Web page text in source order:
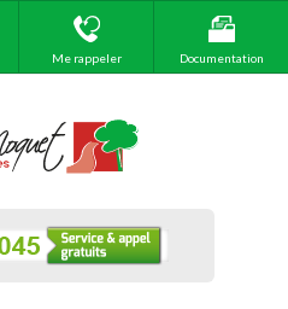
Me rappeler Documentation